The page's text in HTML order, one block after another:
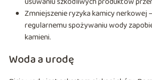
Zmniejszenie ryzyka kamicy nerkowej
regularnemu spożywaniu wody
kamieni.
Woda a urodę